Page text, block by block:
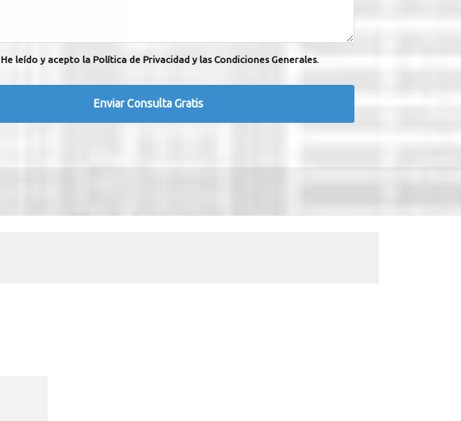
He leído y acepto la Política de Privacidad y las Condiciones Generales.